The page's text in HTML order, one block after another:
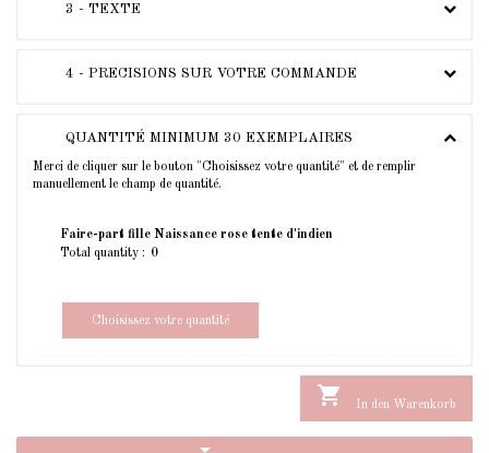
3 - TEXTE
4 - PRECISIONS SUR VOTRE COMMANDE
QUANTITÉ MINIMUM 30 EXEMPLAIRES
Merci de cliquer sur le bouton "Choisissez votre quantité" et de remplir
manuellement le champ de quantité.
Faire-part fille Naissance rose tente d'indien
Total quantity :
Choisissez votre quantité
 In den Warenkorb